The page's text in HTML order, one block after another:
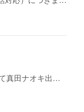
真田ナオキ出…